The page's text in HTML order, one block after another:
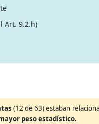
Art. 9.2.h)
(12 de 63) estaban
peso estadístico.